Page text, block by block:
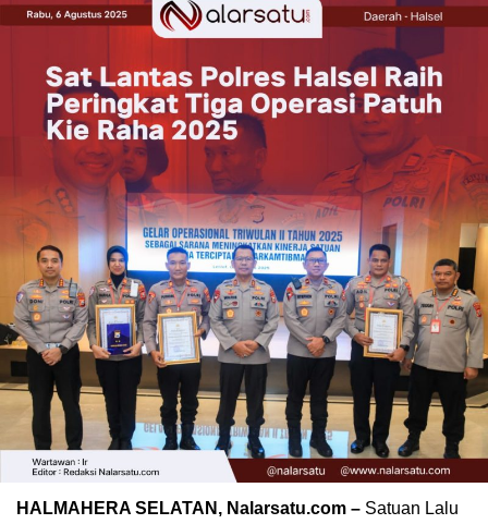
HALMAHERA SELATAN, Nalarsatu.com – Satuan Lalu